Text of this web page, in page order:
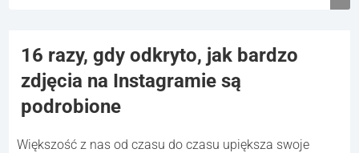
16 razy, gdy odkryto, jak bardzo
zdjęcia na Instagramie są
podrobione
Większość z nas od czasu do czasu upiększa swoje